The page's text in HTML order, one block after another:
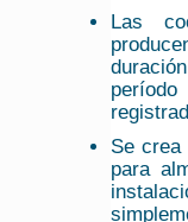
Las
Se crea
para